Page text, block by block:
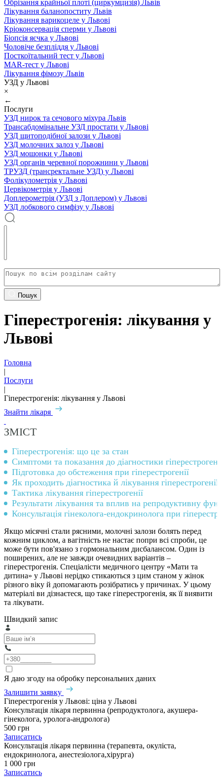
Обрізання крайньої плоті (циркумцизія) Львів
Лікування баланопоститу Львів
Лікування варикоцеле у Львові
Кріоконсервація сперми у Львові
Біопсія яєчка у Львові
Чоловіче безпліддя у Львові
Посткоїтальний тест у Львові
MAR-тест у Львові
Лікування фімозу Львів
УЗД у Львові
×
←
Послуги
УЗД нирок та сечового міхура Львів
Трансабдомінальне УЗД простати у Львові
УЗД щитоподібної залози у Львові
УЗД молочних залоз у Львові
УЗД мошонки у Львові
УЗД органів черевної порожнини у Львові
ТРУЗД (трансректальне УЗД) у Львові
Фолікулометрія у Львові
Цервікометрія у Львові
Доплерометрія (УЗД з Доплером) у Львові
УЗД лобкового симфізу у Львові
Пошук
Гіперестрогенія: лікування у
Львові
Головна
|
Послуги
|
Гіперестрогенія: лікування у Львові
Знайти лікаря
ЗМІСТ
Гіперестрогенія: що це за стан
Симптоми та показання до діагностики
Підготовка до обстеження при гіперестрогенії
Як проходить діагностика й лікування
Тактика лікування гіперестрогенії
Результати лікування та вплив на репродуктивну
Консультація гінеколога-ендокринолога при
Якщо місячні стали рясними, молочні залози болять перед
кожним циклом, а вагітність не настає попри всі спроби, це
може бути пов'язано з гормональним дисбалансом. Один із
поширених, але не завжди очевидних варіантів –
гіперестрогенія. Спеціалісти медичного центру «Мати та
дитина» у Львові нерідко стикаються з цим станом у жінок
різного віку й допомагають розібратись у причинах. У цьому
матеріалі ви дізнаєтеся, що таке гіперестрогенія, як її виявити
та лікувати.
Швидкий запис
Я даю згоду на обробку персональних даних
Залишити заявку
Гіперестрогенія у Львові: ціна у Львові
Консультація лікаря первинна (репродуктолога, акушера-
гінеколога, уролога-андролога)
500 грн
Записатись
Консультація лікаря первинна (терапевта, окуліста,
ендокринолога, анестезіолога,хірурга)
1 000 грн
Записатись